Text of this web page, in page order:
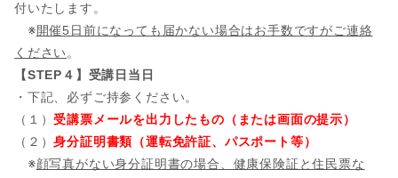
付いたします。
※開催5日前になっても届かない場合はお手数ですがご連絡
ください 。
【STEP４】受講日当日
・下記、必ずご持参ください。
（１）受講票メールを出力したもの（または画面の提示）
（２）身分証明書類（運転免許証、パスポート等）
※顔写真がない身分証明書の場合、健康保険証と住民票な